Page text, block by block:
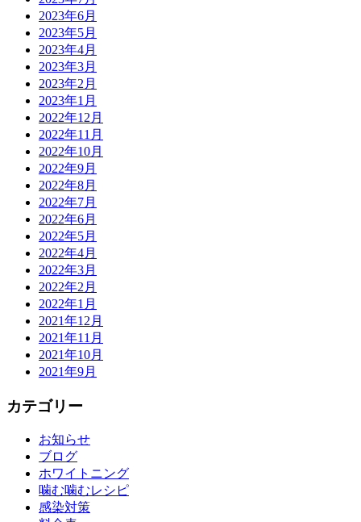
2023年6月
2023年5月
2023年4月
2023年3月
2023年2月
2023年1月
2022年12月
2022年11月
2022年10月
2022年9月
2022年8月
2022年7月
2022年6月
2022年5月
2022年4月
2022年3月
2022年2月
2022年1月
2021年12月
2021年11月
2021年10月
2021年9月
カテゴリー
お知らせ
ブログ
ホワイトニング
噛む噛むレシピ
感染対策